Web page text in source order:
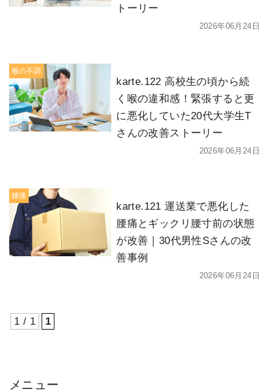
トーリー
2026年06月24日
喉の不調
karte.122 高校生の頃から続
く喉の違和感！緊張すると更
に悪化していた20代大学生T
さんの改善ストーリー
2026年06月24日
腰痛
karte.121 運送業で悪化した
腰痛とギックリ腰寸前の状態
が改善｜30代男性Sさんの改
善事例
2026年06月24日
1 / 1 1
メニュー